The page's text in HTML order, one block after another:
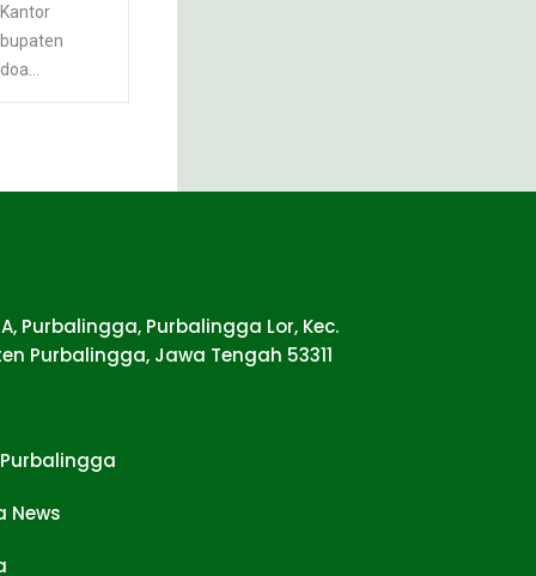
A, Purbalingga, Purbalingga Lor, Kec.
Purbalingga, Jawa Tengah 53311
News